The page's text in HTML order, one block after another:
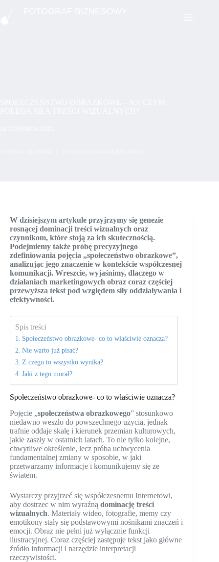
W dzisiejszym artykule przyjrzymy się genezie
rosnącej dominacji treści wizualnych oraz
czynnikom, które stoją za ich skutecznością.
Podejmiemy także próbę precyzyjnego
zdefiniowania pojęcia „społeczeństwo obrazkowe”,
analizując jego znaczenie w kontekście współczesnej
komunikacji. Wreszcie, wyjaśnimy, dlaczego w
działaniach marketingowych obraz coraz częściej
przewyższa tekst pod względem siły oddziaływania i
efektywności.
Spis treści
Społeczeństwo obrazkowe- co to właściwie oznacza?
Nie warto już pisać?
Z czego to wszystko wynika?
Jaki z tego morał?
Społeczeństwo obrazkowe- co to właściwie oznacza?
Pojęcie „społeczeństwa obrazkowego” stosunkowo
niedawno weszło do powszechnego użycia, jednak
trafnie oddaje skalę i kierunek przemian kulturowych,
jakie zaszły w ostatnich latach. To nie tylko kolejne,
chwytliwe określenie, lecz próba uchwycenia
fundamentalnej zmiany w sposobie, w jaki
przetwarzamy informacje i komunikujemy się ze
światem.
Wystarczy przyjrzeć się współczesnemu Internetowi,
aby dostrzec w nim wyraźną dominację treści
wizualnych. Materiały wideo, fotografie, memy czy
emotikony stały się podstawowymi nośnikami znaczeń i
emocji. Obraz nie pełni już wyłącznie funkcji
ilustracyjnej. Coraz częściej zastępuje tekst jako główne
źródło informacji i narzędzie interpretacji
rzeczywistości.